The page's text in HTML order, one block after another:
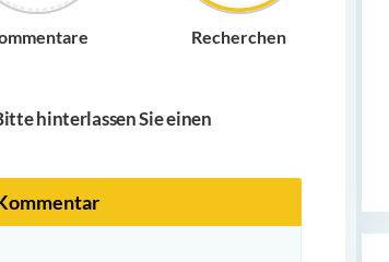
Recherchen
hinterlassen Sie einen